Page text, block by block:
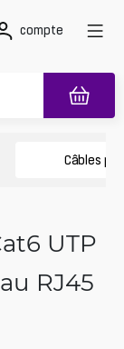
compte
Câbles
UTP
RJ45